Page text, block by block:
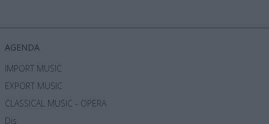
AGENDA
IMPORT MUSIC
EXPORT MUSIC
CLASSICAL MUSIC - OPERA
Djs